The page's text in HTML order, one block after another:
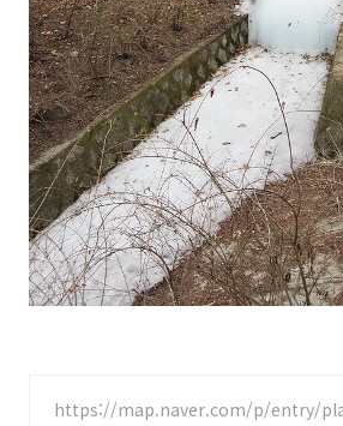
https://map.naver.com/p/entry/